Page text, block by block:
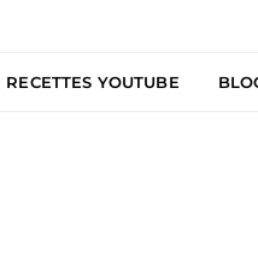
RECETTES YOUTUBE